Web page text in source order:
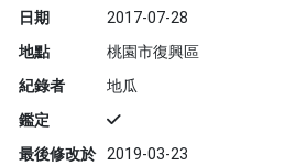
日期
2017-07-28
地點
桃園市復興區
紀錄者
地瓜
鑑定
最後修改於 2019-03-23